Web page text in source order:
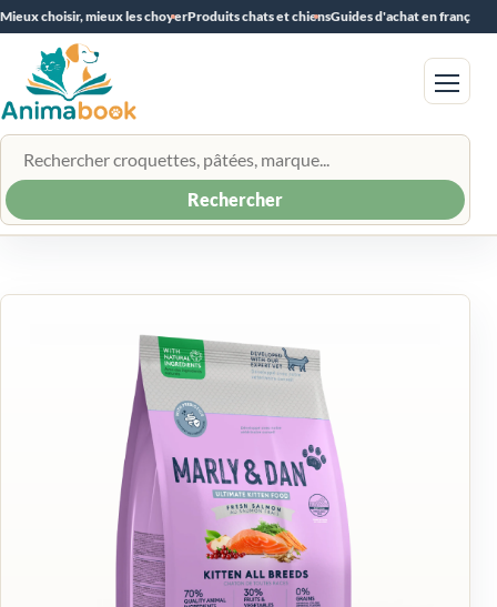
Mieux choisir, mieux les choyerProduits chats et chiensGuides d'achat en français
Rechercher un produit
Rechercher
Menu